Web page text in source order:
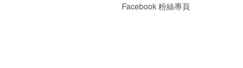
Facebook 粉絲專頁